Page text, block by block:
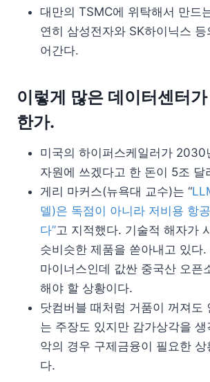
대만의 TSMC에 위탁해서 만드
연히 삼성전자와 SK하이닉스
어간다.
이렇게 많은 데이터센터
한가.
미국의 하이퍼스케일러가 2030
자원에 쓰겠다고 한 돈이 5조 달
게리 마커스(뉴욕대 교수)는 “
델)은 독점이 아니라 저비용 항
다”고 지적했다. 기술적 해자가
슷비슷한 제품을 쏟아내고 있다
마이너스인데 값싼 중국산 오픈
해야 할 상황이다.
닷컴버블 때처럼 거품이 꺼져도
는 주장도 있지만 감가상각을
악의 경우 구제금융이 필요한
다.